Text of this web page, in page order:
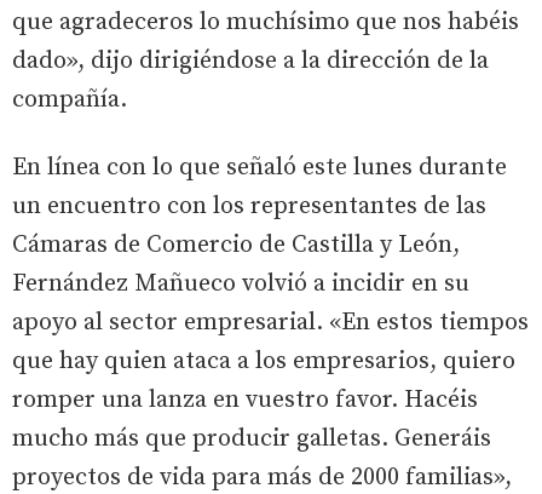
que agradeceros lo muchísimo que nos habéis
dado», dijo dirigiéndose a la dirección de la
compañía.
En línea con lo que señaló este lunes durante
un encuentro con los representantes de las
Cámaras de Comercio de Castilla y León,
Fernández Mañueco volvió a incidir en su
apoyo al sector empresarial. «En estos tiempos
que hay quien ataca a los empresarios, quiero
romper una lanza en vuestro favor. Hacéis
mucho más que producir galletas. Generáis
proyectos de vida para más de 2000 familias»,